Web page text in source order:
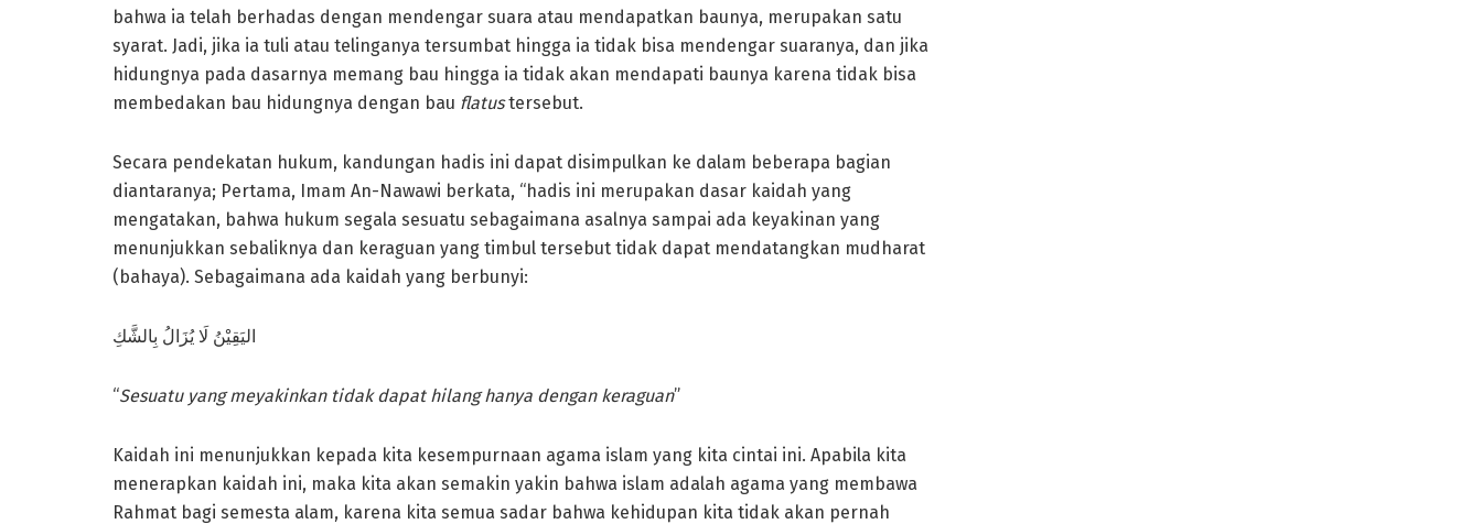
bahwa ia telah berhadas dengan mendengar suara atau mendapatkan baunya, merupakan satu
syarat. Jadi, jika ia tuli atau telinganya tersumbat hingga ia tidak bisa mendengar suaranya, dan jika
hidungnya pada dasarnya memang bau hingga ia tidak akan mendapati baunya karena tidak bisa
membedakan bau hidungnya dengan bau flatustersebut.
Secara pendekatan hukum, kandungan hadis ini dapat disimpulkan ke dalam beberapa bagian
diantaranya; Pertama, Imam An-Nawawi berkata, “hadis ini merupakan dasar kaidah yang
mengatakan, bahwa hukum segala sesuatu sebagaimana asalnya sampai ada keyakinan yang
menunjukkan sebaliknya dan keraguan yang timbul tersebut tidak dapat mendatangkan mudharat
(bahaya). Sebagaimana ada kaidah yang berbunyi:
اليَقِيْنُ لَا يُزَالُ بِالشَّكِ
“Sesuatu yang meyakinkan tidak dapat hilang hanya dengan keraguan”
Kaidah ini menunjukkan kepada kita kesempurnaan agama islam yang kita cintai ini. Apabila kita
menerapkan kaidah ini, maka kita akan semakin yakin bahwa islam adalah agama yang membawa
Rahmat bagi semesta alam, karena kita semua sadar bahwa kehidupan kita tidak akan pernah